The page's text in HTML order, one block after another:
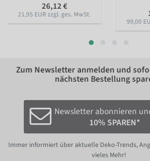
26,12 €
21,95 EUR zzgl. ges. MwSt.
99,00
Zum Newsletter anmelden und
nächsten Bestellung
Newsletter abonnieren
10% SPAREN*
Immer informiert über aktuelle Deko-Trends,
vieles Mehr!